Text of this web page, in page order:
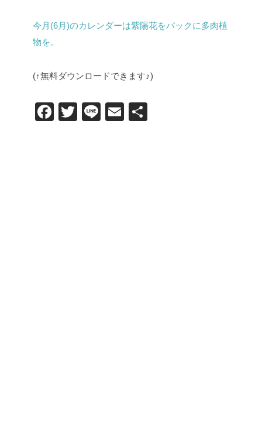
今月(6月)のカレンダーは紫陽花をバックに多肉植
物を。
(↑無料ダウンロードできます♪)
F
T
Li
E